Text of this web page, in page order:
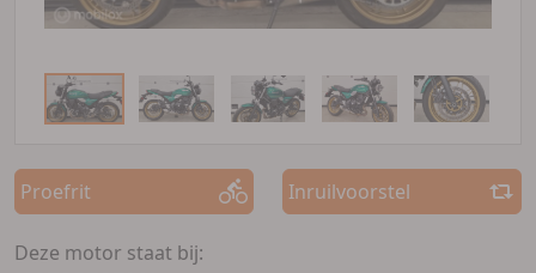
Proefrit Inruilvoorstel
Deze motor staat bij: